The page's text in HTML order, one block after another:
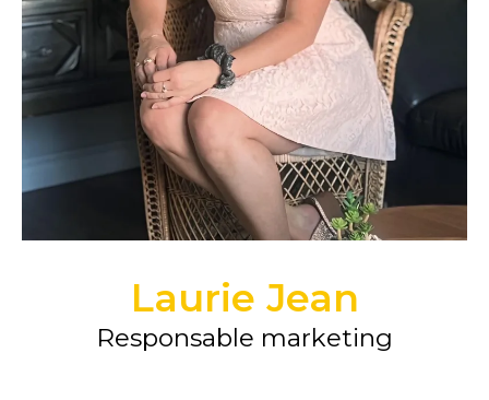
Laurie Jean
Responsable marketing